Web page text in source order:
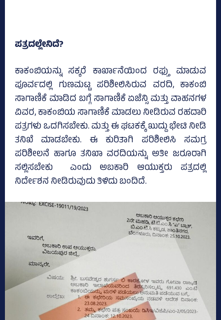
ಪತ್ರದಲ್ಲೇನಿದೆ?
ಕಾಕಂಬಿಯನ್ನು ಸಕ್ಕರೆ ಕಾರ್ಖಾನೆಯಿಂದ ರಫ್ತು ಮಾಡುವ
ಪೂರ್ವದಲ್ಲಿ ಗುಣಮಟ್ಟ ಪರಿಶೀಲಿಸಿರುವ ವರದಿ, ಕಾಕಂಬಿ
ಸಾಗಾಣಿಕೆ ಮಾಡಿದ ಬಗ್ಗೆ ಸಾಗಾಣಿಕೆ ಏಜೆನ್ಸಿ ಮತ್ತು ವಾಹನಗಳ
ವಿವರ, ಕಾಕಂಬಿಯ ಸಾಗಾಣಿಕೆ ಮಾಡಲು ನೀಡಿರುವ ರಹದಾರಿ
ಪತ್ರಗಳು ಒದಗಿಸಬೇಕು. ಮತ್ತು ಈ ಘಟಕಕ್ಕೆ ಖುದ್ದು ಭೇಟಿ ನೀಡಿ
ತನಿಖೆ ಮಾಡಬೇಕು. ಈ ಕುರಿತಾಗಿ ಪರಿಶೀಲಿಸಿ ಸಮಗ್ರ
ಪರಿಶೀಲನೆ ಹಾಗೂ ತನಿಖಾ ವರದಿಯನ್ನು ಅತೀ ಜರೂರಾಗಿ
ಸಲ್ಲಿಸಬೇಕು ಎಂದು ಅಬಕಾರಿ ಆಯುಕ್ತರು ಪತ್ರದಲ್ಲಿ
ನಿರ್ದೇಶನ ನೀಡಿರುವುದು ತಿಳಿದು ಬಂದಿದೆ.